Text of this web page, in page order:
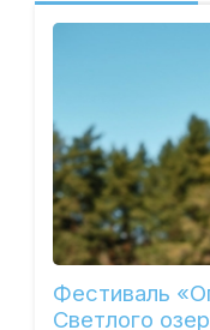
Фестиваль
Светлого